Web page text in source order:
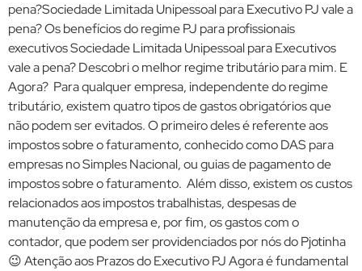
pena?Sociedade Limitada Unipessoal para Executivo PJ vale a
pena? Os benefícios do regime PJ para profissionais
executivos Sociedade Limitada Unipessoal para Executivos
vale a pena? Descobri o melhor regime tributário para mim. E
Agora? Para qualquer empresa, independente do regime
tributário, existem quatro tipos de gastos obrigatórios que
não podem ser evitados. O primeiro deles é referente aos
impostos sobre o faturamento, conhecido como DAS para
empresas no Simples Nacional, ou guias de pagamento de
impostos sobre o faturamento. Além disso, existem os custos
relacionados aos impostos trabalhistas, despesas de
manutenção da empresa e, por fim, os gastos com o
contador, que podem ser providenciados por nós do Pjotinha
😉 Atenção aos Prazos do Executivo PJ Agora é fundamental